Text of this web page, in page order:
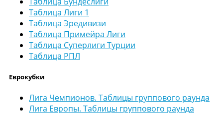
Таблица Лиги 1
Таблица Эредивизи
Таблица Примейра Лиги
Таблица Суперлиги Турции
Таблица РПЛ
Еврокубки
Лига Чемпионов. Таблицы группового раунда
Лига Европы. Таблицы группового раунда